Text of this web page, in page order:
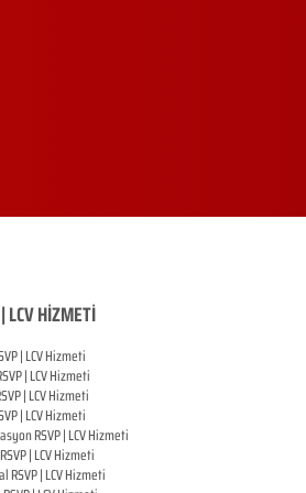
LCV HİZMETİ
| LCV Hizmeti
|LCV Hizmeti
|LCV Hizmeti
|LCV Hizmeti
RSVP |LCV Hizmeti
RSVP |LCV Hizmeti
RSVP |LCV Hizmeti